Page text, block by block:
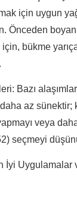
için uygun
Önceden
bükme
Bazı
az sünektir;
veya
seçmeyi
İyi Uygulamalar